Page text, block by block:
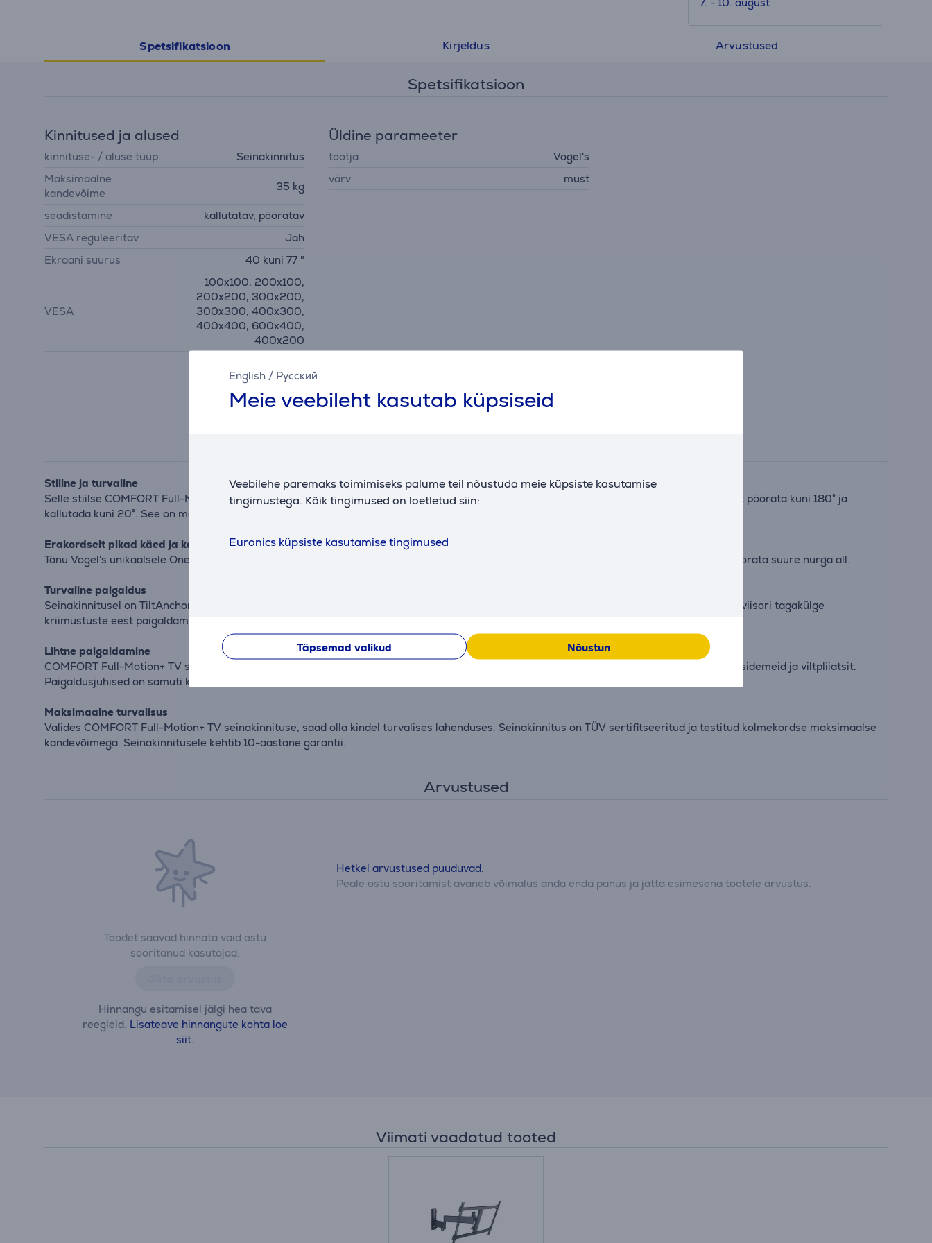
English / Русский
Meie veebileht kasutab küpsiseid
Veebilehe paremaks toimimiseks palume teil nõustuda meie küpsiste kasutamise
tingimustega. Kõik tingimused on loetletud siin:
Euronics küpsiste kasutamise tingimused
Täpsemad valikud Nõustun
Spetsifikatsioon Kirjeldus Arvustused
Spetsifikatsioon
Kinnitused ja alused
kinnituse- / aluse tüüp
Seinakinnitus
Maksimaalne
kandevõime
35 kg
seadistamine
kallutatav, pööratav
VESA reguleeritav
Jah
Ekraani suurus
40 kuni 77 "
VESA
100x100, 200x100,
200x200, 300x200,
300x300, 400x300,
400x400, 600x400,
400x200
Üldine parameeter
tootja
Vogel's
värv
must
Stiilne ja turvaline
Selle stiilse COMFORT Full-Motion+ TV seinakinnitusega saad nautida oma suurt televiisorit maksimaalselt. Kinnitus võimaldab televiisorit pöörata kuni 180° ja
kallutada kuni 20°. See on mõeldud intensiivseks kasutamiseks, seega sobib ideaalselt peredele lastega.
Erakordselt pikad käed ja kasutajasõbralik
Tänu Vogel's unikaalsele OneFinger™ tehnoloogiale on seinakinnituse liigutamine eriti sujuv. Tänu eriti pikkadele kätele saad televiisorit pöörata suure nurga all.
Turvaline paigaldus
Seinakinnitusel on TiltAnchor™ süsteem, mis võimaldab televiisorit kallutada ja turvaliselt fikseerida. Lisaks kaitsevad pehmed padjad televiisori tagakülge
kriimustuste eest paigaldamise ajal.
Lihtne paigaldamine
COMFORT Full-Motion+ TV seinakinnitus on lihtne paigaldada. Pakend sisaldab puurimismalli, kruvisid, Fischer® DuoPower tüübleid, kaablisidemeid ja viltpliiatsit.
Paigaldusjuhised on samuti kaasas.
Maksimaalne turvalisus
Valides COMFORT Full-Motion+ TV seinakinnituse, saad olla kindel turvalises lahenduses. Seinakinnitus on TÜV sertifitseeritud ja testitud kolmekordse maksimaalse
kandevõimega. Seinakinnitusele kehtib 10-aastane garantii.
Arvustused
Toodet saavad hinnata vaid ostu
sooritanud kasutajad.
Hinnangu esitamisel jälgi hea tava
reegleid. Lisateave hinnangute kohta loe
siit.
Hetkel arvustused puuduvad.
Peale ostu sooritamist avaneb võimalus anda enda panus ja jätta esimesena tootele arvustus.
Viimati vaadatud tooted